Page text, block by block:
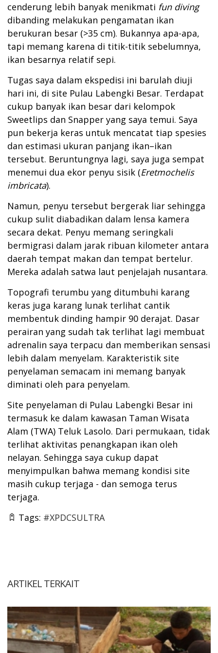
cenderung lebih banyak menikmati fun diving
dibanding melakukan pengamatan ikan
berukuran besar (>35 cm). Bukannya apa-apa,
tapi memang karena di titik-titik sebelumnya,
ikan besarnya relatif sepi.
Tugas saya dalam ekspedisi ini barulah diuji
hari ini, di site Pulau Labengki Besar. Terdapat
cukup banyak ikan besar dari kelompok
Sweetlips dan Snapper yang saya temui. Saya
pun bekerja keras untuk mencatat tiap spesies
dan estimasi ukuran panjang ikan–ikan
tersebut. Beruntungnya lagi, saya juga sempat
menemui dua ekor penyu sisik (Eretmochelis
imbricata).
Namun, penyu tersebut bergerak liar sehingga
cukup sulit diabadikan dalam lensa kamera
secara dekat. Penyu memang seringkali
bermigrasi dalam jarak ribuan kilometer antara
daerah tempat makan dan tempat bertelur.
Mereka adalah satwa laut penjelajah nusantara.
Topografi terumbu yang ditumbuhi karang
keras juga karang lunak terlihat cantik
membentuk dinding hampir 90 derajat. Dasar
perairan yang sudah tak terlihat lagi membuat
adrenalin saya terpacu dan memberikan sensasi
lebih dalam menyelam. Karakteristik site
penyelaman semacam ini memang banyak
diminati oleh para penyelam.
Site penyelaman di Pulau Labengki Besar ini
termasuk ke dalam kawasan Taman Wisata
Alam (TWA) Teluk Lasolo. Dari permukaan, tidak
terlihat aktivitas penangkapan ikan oleh
nelayan. Sehingga saya cukup dapat
menyimpulkan bahwa memang kondisi site
masih cukup terjaga - dan semoga terus
terjaga.
Tags: #XPDCSULTRA
ARTIKEL TERKAIT